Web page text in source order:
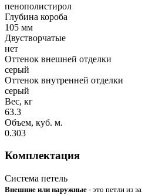
пенополистирол
Глубина короба
105 мм
Двустворчатые
нет
Оттенок внешней отделки
серый
Оттенок внутренней отделки
серый
Вес, кг
63.3
Объем, куб. м.
0.303
Комплектация
Система петель
Внешние или наружные - это петли из